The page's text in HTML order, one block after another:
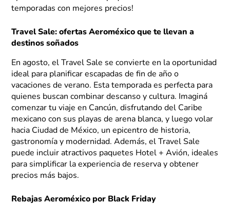
temporadas con mejores precios!
Travel Sale: ofertas Aeroméxico que te llevan a
destinos soñados
En agosto, el Travel Sale se convierte en la oportunidad
ideal para planificar escapadas de fin de año o
vacaciones de verano. Esta temporada es perfecta para
quienes buscan combinar descanso y cultura. Imaginá
comenzar tu viaje en Cancún, disfrutando del Caribe
mexicano con sus playas de arena blanca, y luego volar
hacia Ciudad de México, un epicentro de historia,
gastronomía y modernidad. Además, el Travel Sale
puede incluir atractivos paquetes Hotel + Avión, ideales
para simplificar la experiencia de reserva y obtener
precios más bajos.
Rebajas Aeroméxico por Black Friday